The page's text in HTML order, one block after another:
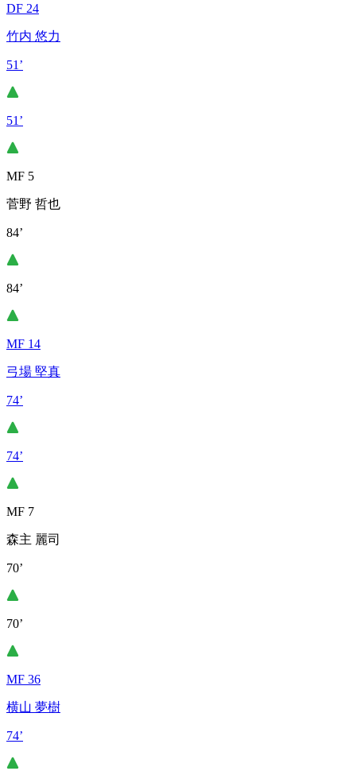
DF 24
竹内 悠力
51’
51’
MF 5
菅野 哲也
84’
84’
MF 14
弓場 堅真
74’
74’
MF 7
森主 麗司
70’
70’
MF 36
横山 夢樹
74’